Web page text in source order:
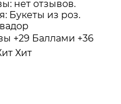
нет отзывов.
Букеты из роз.
+29 Баллами +36
Хит